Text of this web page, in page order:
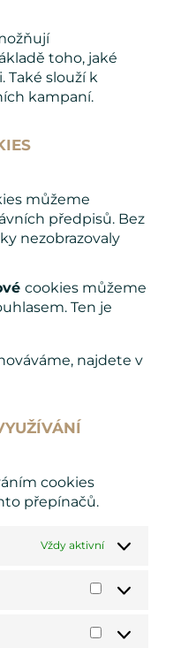
toho, jaké
Také slouží k
kampaní.
můžeme
předpisů. Bez
nezobrazovaly
cookies můžeme
Ten je
najdete v
cookies
přepínačů.
Vždy aktivní
Statistiky